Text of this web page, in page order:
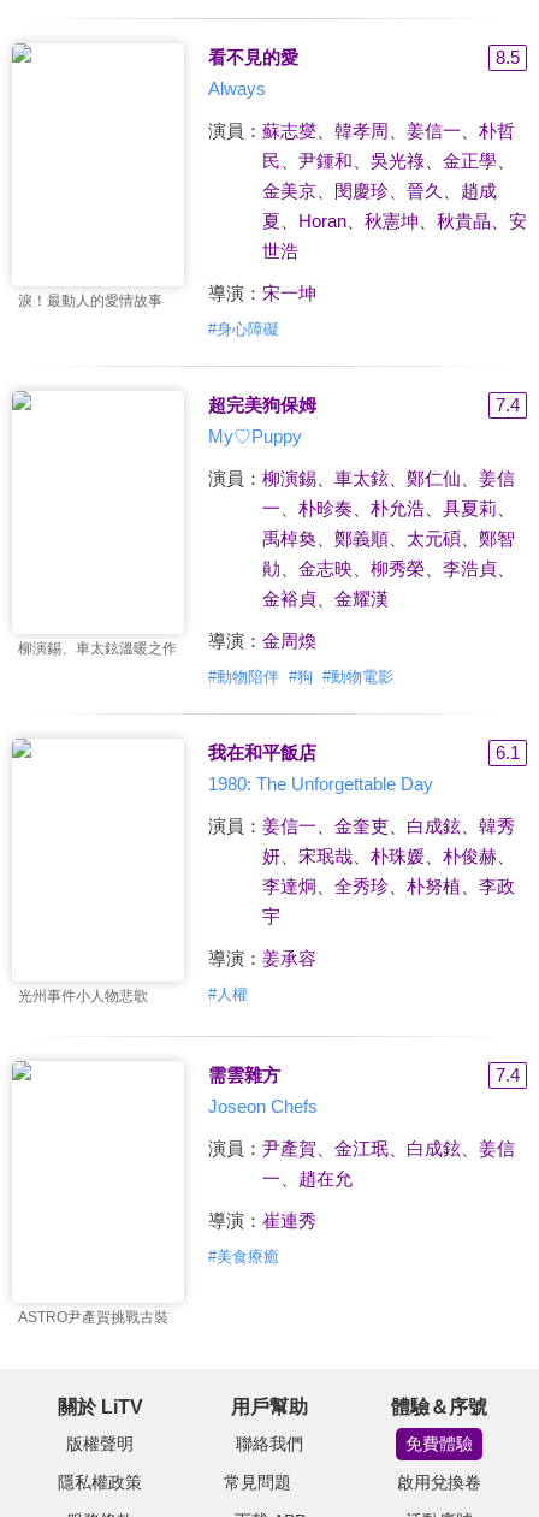
淚！最動人的愛情故事
看不見的愛
8.5
Always
演員： 蘇志燮、 韓孝周 姜信一
朴哲
民
尹鍾和 吳光祿、 金正學、
金美京、 閔慶珍、 晉久
趙成
夏
Horan、 秋憲坤 秋貴晶
安
世浩
導演： 宋一坤
#身心障礙
柳演錫、車太鉉溫暖之作
超完美狗保姆
7.4
My♡Puppy
演員： 柳演錫、 車太鉉、 鄭仁仙
姜信
一
朴昣奏 朴允浩、 具夏莉
禹棹奐、 鄭義順、 太元碩、 鄭智
勛
金志映、 柳秀榮、 李浩貞、
金裕貞、 金耀漢
導演： 金周煥
#動物陪伴 #狗 #動物電影
光州事件小人物悲歌
我在和平飯店
6.1
1980: The Unforgettable Day
演員： 姜信一 金奎吏、 白成鉉、 韓秀
妍、 宋珉哉、 朴珠媛、 朴俊赫、
李達炯
全秀珍、 朴努植
李政
宇
導演： 姜承容
#人權
ASTRO尹產賀挑戰古裝
需雲雜方
7.4
Joseon Chefs
演員： 尹產賀 金江珉、 白成鉉、 姜信
一
趙在允
導演： 崔連秀
#美食療癒
關於 LiTV
版權聲明
隱私權政策
用戶幫助
聯絡我們
常見問題
體驗＆序號
免費體驗
啟用兌換卷